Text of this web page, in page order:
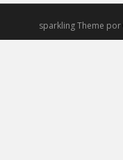
sparkling Theme por